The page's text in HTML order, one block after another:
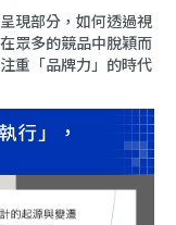
現部分，如何透過視
眾多的競品中脫穎而
重「品牌力」的時代